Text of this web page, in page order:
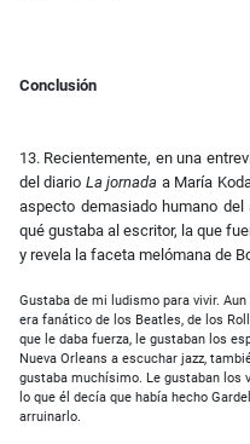
Conclusión
13. Recientemente, en una
del diario La jornada a María
aspecto demasiado humano
qué gustaba al escritor, la que
y revela la faceta melómana de
Gustaba de mi ludismo para vivir.
era fanático de los Beatles, de los
que le daba fuerza, le gustaban los
Nueva Orleans a escuchar jazz,
gustaba muchísimo. Le gustaban los
lo que él decía que había hecho
arruinarlo.